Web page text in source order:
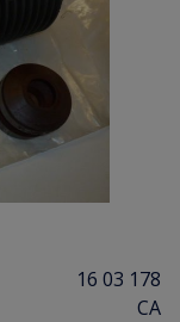
16 03 178
CA